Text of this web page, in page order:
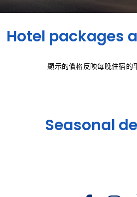
Hotel packages
顯示的價格反映每晚住宿的
Seasonal